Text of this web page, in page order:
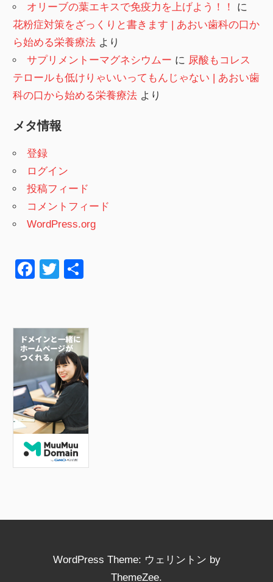
オリーブの葉エキスで免疫力を上げよう！！
に
花粉症対策をざっくりと書きます | あおい歯科の口か
ら始める栄養療法 より
サプリメントーマグネシウムー に 尿酸もコレス
テロールも低けりゃいいってもんじゃない | あおい歯
科の口から始める栄養療法 より
メタ情報
登録
ログイン
投稿フィード
コメントフィード
WordPress.org
F
e
b
o
o
k
T
er
WordPress Theme: ウェリントン by
ThemeZee.